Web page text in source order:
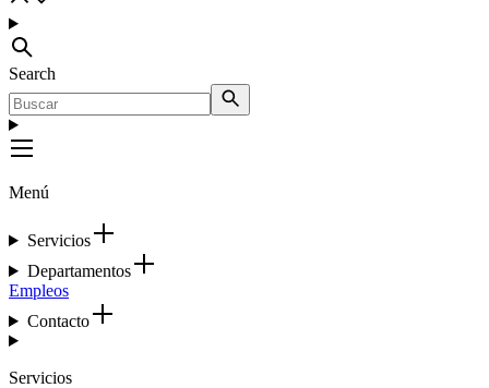
Search
Menú
Servicios
Departamentos
Empleos
Contacto
Servicios